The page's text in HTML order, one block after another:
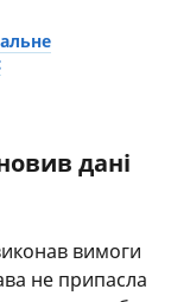
дані
вимоги
не припасла